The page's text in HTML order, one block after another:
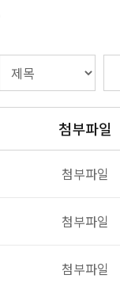
첨부파일
첨부파일
첨부파일
첨부파일